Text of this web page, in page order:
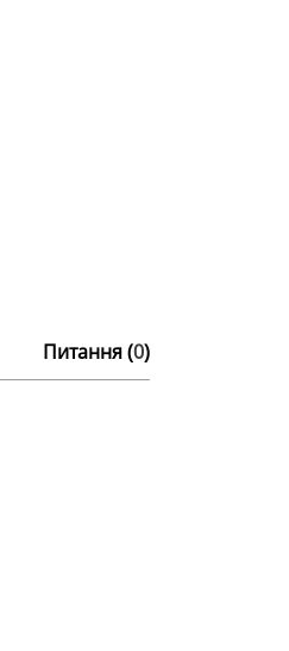
Питання (0)